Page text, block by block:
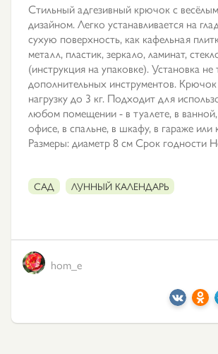
Стильный адгезивный крючок с
дизайном. Легко устанавливается на
сухую поверхность, как кафельная
металл, пластик, зеркало, ламинат,
(инструкция на упаковке). Установка не
дополнительных инструментов.
нагрузку до 3 кг. Подходит для
любом помещении - в туалете, в ванной,
офисе, в спальне, в шкафу, в гараже или
Размеры: диаметр 8 см Срок годности
САД ЛУННЫЙ КАЛЕНДАРЬ
hom_e